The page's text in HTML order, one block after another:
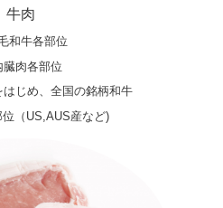
牛肉
和牛各部位
臓肉各部位
はじめ、全国の銘柄和牛
位（US,AUS産など)